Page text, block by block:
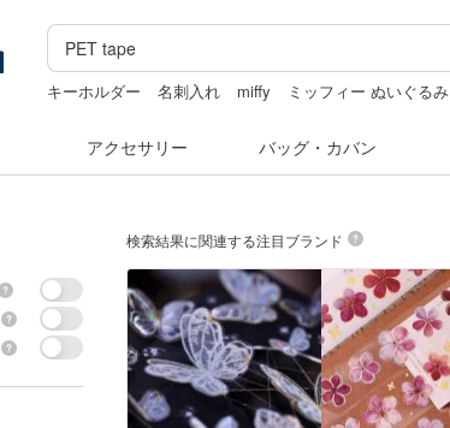
キーホルダー 名刺入れ miffy ミッフィー ぬいぐるみ
アクセサリー バッグ・カバン
検索結果に関連する注目ブランド